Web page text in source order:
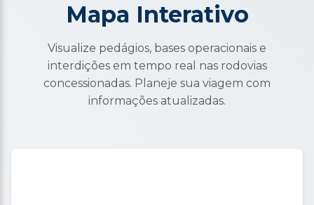
Mapa Interativo
Visualize pedágios, bases operacionais e
interdições em tempo real nas rodovias
concessionadas. Planeje sua viagem com
informações atualizadas.